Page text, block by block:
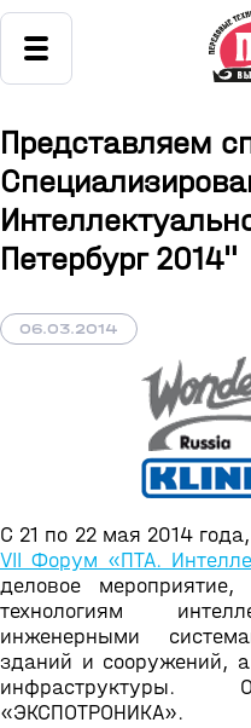
Представляем
Петербург 2014"
06.03.2014
С 21 по 22 мая 2014
VII Форум «ПТА.
деловое
технологиям
инженерными
зданий и сооружений,
«ЭКСПОТРОНИКА».